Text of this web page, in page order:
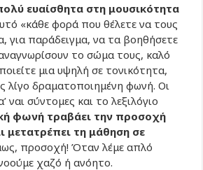
ευαίσθητα στη μουσικότητα
«κάθε φορά που θέλετε να τους
για παράδειγμα, να τα βοηθήσετε
το σώμα τους, καλό
μια υψηλή σε τονικότητα,
λίγο δραματοποιημένη φωνή. Οι
ναι σύντομες και το λεξιλόγιο
φωνή τραβάει την προσοχή
τη μάθηση σε
προσοχή! Όταν λέμε απλό
χαζό ή ανόητο.